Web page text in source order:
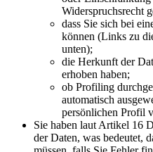
Widerspruchsrecht
dass Sie sich bei
können (Links zu
unten);
die Herkunft der
erhoben haben;
ob Profiling
automatisch
persönlichen Profil
Sie haben laut Artikel 16
der Daten, was bedeutet,